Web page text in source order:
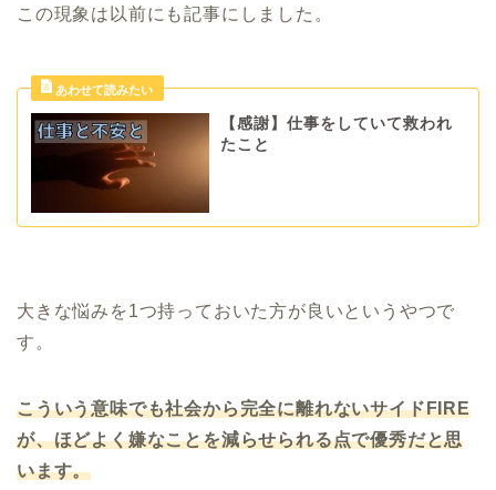
この現象は以前にも記事にしました。
【感謝】仕事をしていて救われ
たこと
大きな悩みを1つ持っておいた方が良いというやつで
す。
こういう意味でも社会から完全に離れないサイドFIRE
が、ほどよく嫌なことを減らせられる点で優秀だと思
います。